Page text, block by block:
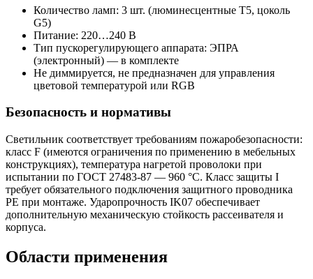
Количество ламп: 3 шт. (люминесцентные T5, цоколь
G5)
Питание: 220…240 В
Тип пускорегулирующего аппарата: ЭПРА
(электронный) — в комплекте
Не диммируется, не предназначен для управления
цветовой температурой или RGB
Безопасность и нормативы
Светильник соответствует требованиям пожаробезопасности:
класс F (имеются ограничения по применению в мебельных
конструкциях), температура нагретой проволоки при
испытании по ГОСТ 27483-87 — 960 °C. Класс защиты I
требует обязательного подключения защитного проводника
PE при монтаже. Ударопрочность IK07 обеспечивает
дополнительную механическую стойкость рассеивателя и
корпуса.
Области применения